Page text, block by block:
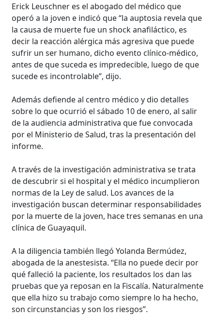
Erick Leuschner es el abogado del médico que
operó a la joven e indicó que “la auptosia revela que
la causa de muerte fue un shock anafiláctico, es
decir la reacción alérgica más agresiva que puede
sufrir un ser humano, dicho evento clínico-médico,
antes de que suceda es impredecible, luego de que
sucede es incontrolable”, dijo.
Además defiende al centro médico y dio detalles
sobre lo que ocurrió el sábado 10 de enero, al salir
de la audiencia administrativa que fue convocada
por el Ministerio de Salud, tras la presentación del
informe.
A través de la investigación administrativa se trata
de descubrir si el hospital y el médico incumplieron
normas de la Ley de salud. Los avances de la
investigación buscan determinar responsabilidades
por la muerte de la joven, hace tres semanas en una
clínica de Guayaquil.
A la diligencia también llegó Yolanda Bermúdez,
abogada de la anestesista. “Ella no puede decir por
qué falleció la paciente, los resultados los dan las
pruebas que ya reposan en la Fiscalía. Naturalmente
que ella hizo su trabajo como siempre lo ha hecho,
son circunstancias y son los riesgos”.